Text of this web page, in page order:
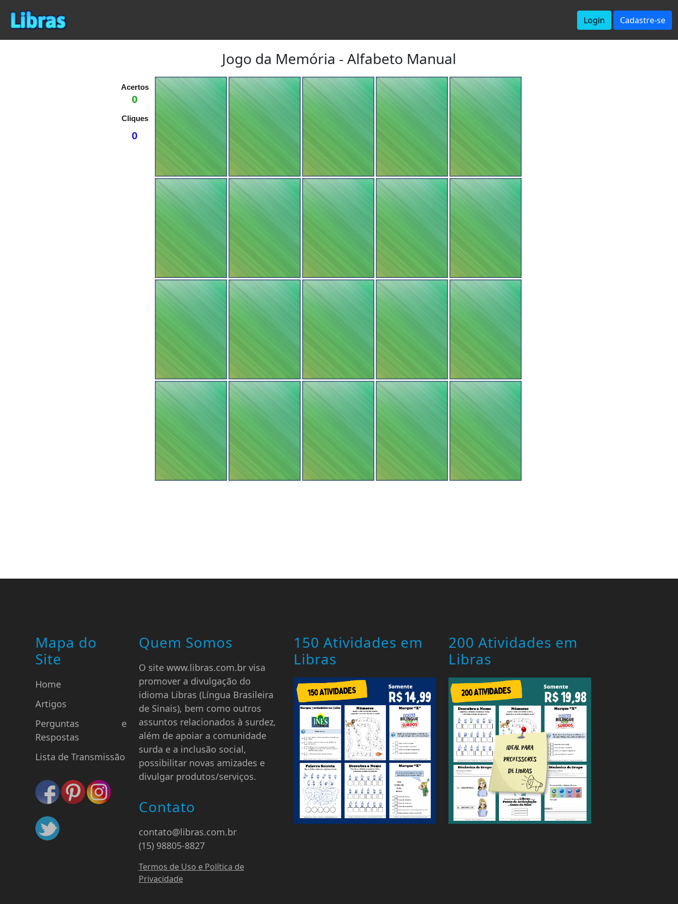
Login Cadastre-se
Jogo da Memória - Alfabeto Manual
Mapa do
Site
Home
Artigos
Perguntas e
Respostas
Lista de Transmissão
Quem Somos
O site www.libras.com.br visa
promover a divulgação do
idioma Libras (Língua Brasileira
de Sinais), bem como outros
assuntos relacionados à surdez,
além de apoiar a comunidade
surda e a inclusão social,
possibilitar novas amizades e
divulgar produtos/serviços.
Contato
contato@libras.com.br
(15) 98805-8827
Termos de Uso e Política de
Privacidade
150 Atividades em
Libras
200 Atividades em
Libras